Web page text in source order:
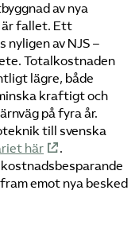
av nya
är fallet. Ett
av NJS –
Totalkostnaden
lägre, både
kraftigt och
på fyra år.
till svenska
här
.
emot nya besked